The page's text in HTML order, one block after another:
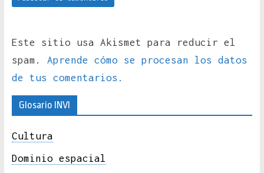
Este sitio usa Akismet para reducir el
spam. Aprende cómo se procesan los datos
de tus comentarios.
Glosario INVI
Cultura
Dominio espacial